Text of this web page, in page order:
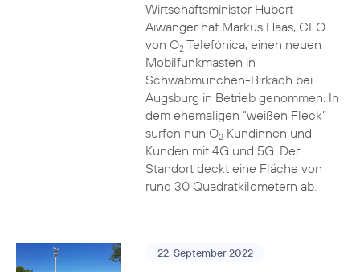
Wirtschaftsminister Hubert
Aiwanger hat Markus Haas, CEO
von O2Telefónica, einen neuen
Mobilfunkmasten in
Schwabmünchen-Birkach bei
Augsburg in Betrieb genommen. In
dem ehemaligen “weißen Fleck”
surfen nun O2Kundinnen und
Kunden mit 4G und 5G. Der
Standort deckt eine Fläche von
rund 30 Quadratkilometern ab.
22. September 2022